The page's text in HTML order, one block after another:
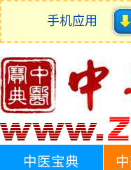
手机应用
中医宝典